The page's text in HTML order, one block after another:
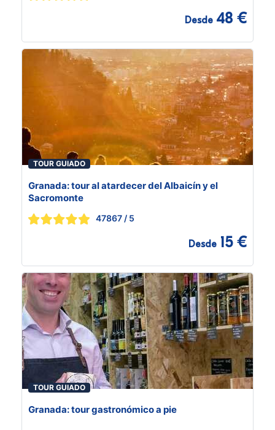
Desde 48 €
TOUR GUIADO
Granada: tour al atardecer del Albaicín y el
Sacromonte
47867 / 5
Desde 15 €
TOUR GUIADO
Granada: tour gastronómico a pie